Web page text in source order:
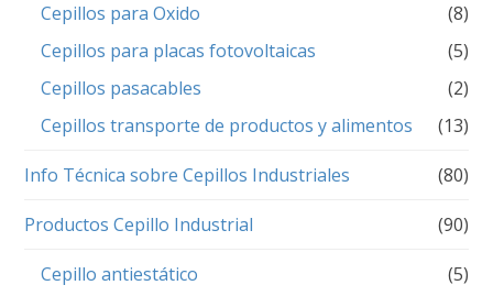
Cepillos para Oxido
(8)
Cepillos para placas fotovoltaicas
(5)
Cepillos pasacables
(2)
Cepillos transporte de productos y alimentos
(13)
Info Técnica sobre Cepillos Industriales (80)
Productos Cepillo Industrial (90)
Cepillo antiestático
(5)